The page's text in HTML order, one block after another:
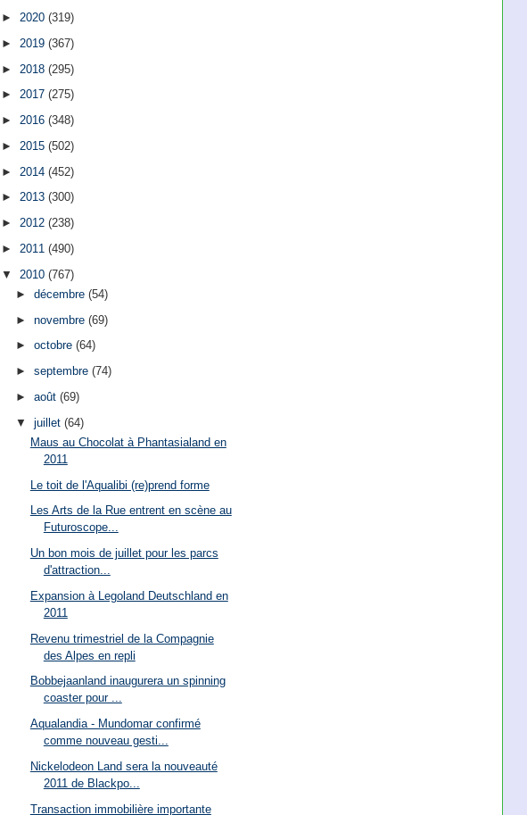
►2020(319)
► 2019(367)
► 2018(295)
►2017(275)
►2016(348)
► 2015(502)
► 2014(452)
►2013(300)
►2012(238)
► 2011(490)
▼ 2010(767)
► décembre (54)
► novembre (69)
► octobre (64)
► septembre (74)
► août (69)
▼ juillet (64)
Maus au Chocolat à Phantasialand en
2011
Le toit de l'Aqualibi (re)prend forme
Les Arts de la Rue entrent en scène au
Futuroscope...
Un bon mois de juillet pour les parcs
d'attraction...
Expansion à Legoland Deutschland en
2011
Revenu trimestriel de la Compagnie
des Alpes en repli
Bobbejaanland inaugurera un spinning
coaster pour ...
Aqualandia - Mundomar confirmé
comme nouveau gesti...
Nickelodeon Land sera la nouveauté
2011 de Blackpo...
Transaction immobilière importante